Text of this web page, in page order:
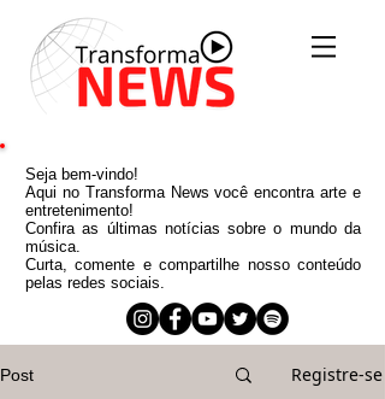
Seja bem-vindo!
Aqui no Transforma News você encontra arte e
entretenimento!
Confira as últimas notícias sobre o mundo da
música.
Curta, comente e compartilhe nosso conteúdo
pelas redes sociais.
Post Registre-se